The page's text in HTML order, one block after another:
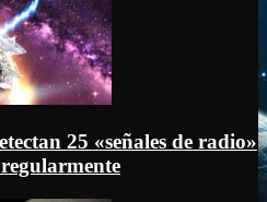
25 «señales de radio»